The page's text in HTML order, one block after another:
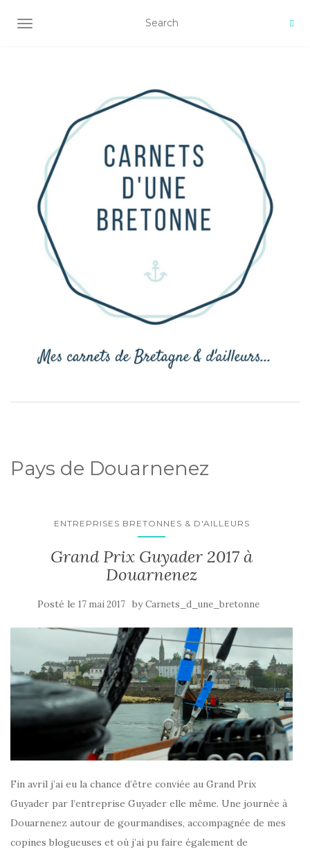
AFFICHER/MASQUER LA NAVIGATION
Pays de Douarnenez
ENTREPRISES BRETONNES & D'AILLEURS
Grand Prix Guyader 2017 à
Douarnenez
Posté le 17 mai 2017 byCarnets_d_une_bretonne
Fin avril j’ai eu la chance d’être conviée au Grand Prix
Guyader par l’entreprise Guyader elle même. Une journée à
Douarnenez autour de gourmandises, accompagnée de mes
copines blogueuses et où j’ai pu faire également de